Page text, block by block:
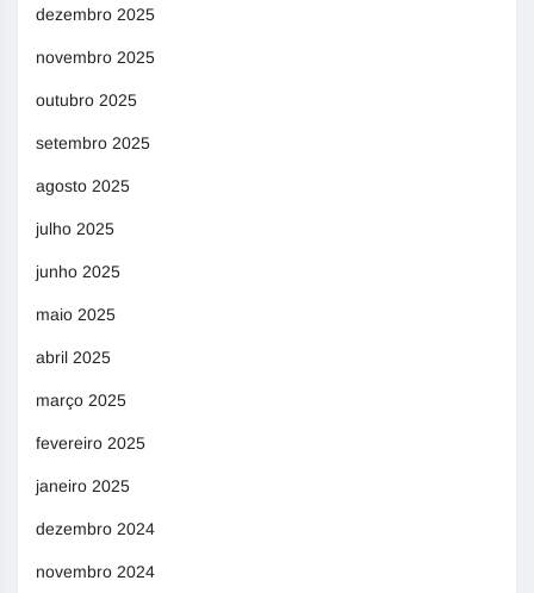
dezembro 2025
novembro 2025
outubro 2025
setembro 2025
agosto 2025
julho 2025
junho 2025
maio 2025
abril 2025
março 2025
fevereiro 2025
janeiro 2025
dezembro 2024
novembro 2024